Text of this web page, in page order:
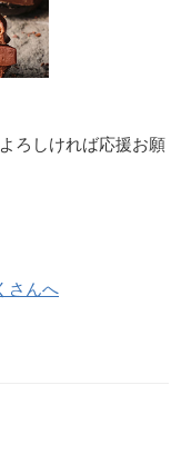
ろしければ応援お願